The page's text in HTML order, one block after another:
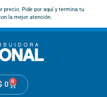
precio. Pide por aquí y termina tu
la mejor atención.
0 0